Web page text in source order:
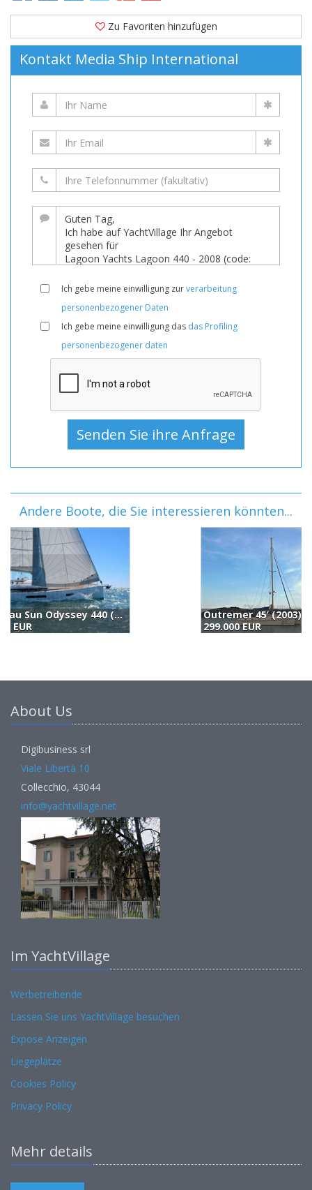
Zu Favoriten hinzufügen
Kontakt Media Ship International
Ich gebe meine einwilligung zurverarbeitung
personenbezogener Daten
Ich gebe meine einwilligung das das Profiling
personenbezogener daten
Andere Boote, die Sie interessieren könnten...
Outremer 45’ (2003)
299.000 EUR
About Us
Digibusiness srl
Viale Libertà 10
Collecchio, 43044
info@yachtvillage.net
Im YachtVillage
Werbetreibende
Lassen Sie uns YachtVillage besuchen
Expose Anzeigen
Liegeplätze
Cookies Policy
Privacy Policy
Mehr details